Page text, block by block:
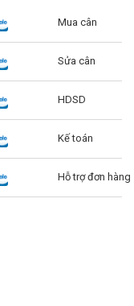
Mua cân
Sửa cân
HDSD
Kế toán
Hỗ trợ đơn hàng